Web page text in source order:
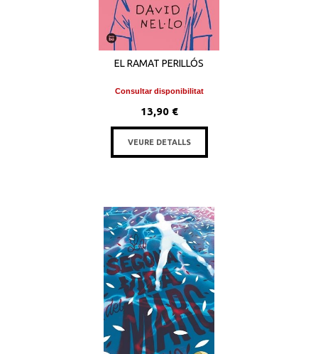
EL RAMAT PERILLÓS
Consultar disponibilitat
13,90 €
VEURE DETALLS